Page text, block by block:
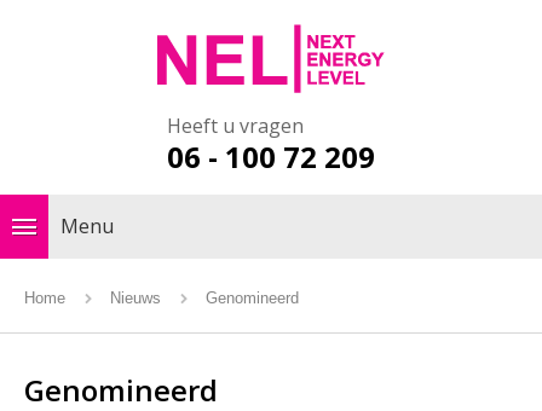
Heeft u vragen
06 - 100 72 209
Menu
Home Nieuws Genomineerd
Genomineerd